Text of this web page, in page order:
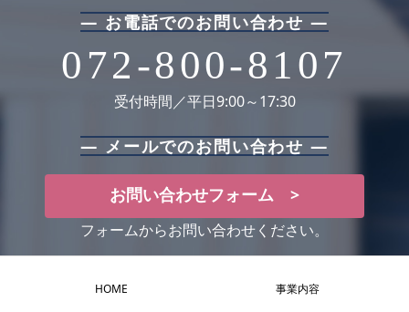
― お電話でのお問い合わせ ―
072-800-8107
受付時間／平日9:00～17:30
― メールでのお問い合わせ ―
お問い合わせフォーム >
フォームからお問い合わせください。
HOME
事業内容